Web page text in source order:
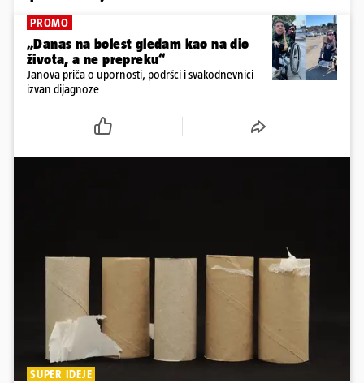
PROMO
„Danas na bolest gledam kao na dio
života, a ne prepreku“
Janova priča o upornosti, podršci i svakodnevnici
izvan dijagnoze
SUPER IDEJE